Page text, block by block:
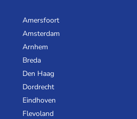
Amersfoort
Amsterdam
Arnhem
Breda
Den Haag
Dordrecht
Eindhoven
Flevoland